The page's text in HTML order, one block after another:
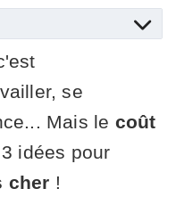
se
Mais le coût
idées pour
cher !